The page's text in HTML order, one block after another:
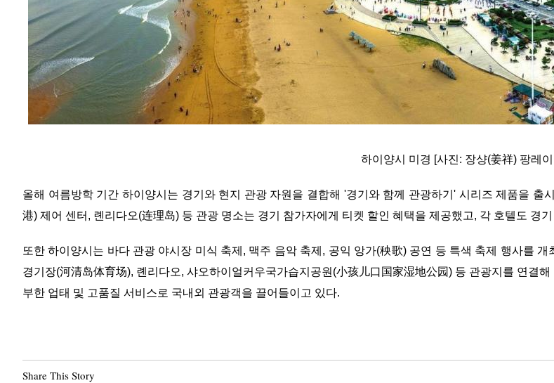
하이양시 미경 [사진: 장샹(姜祥) 팡레
올해 여름방학 기간 하이양시는 경기와 현지 관광 자원을 결합해 '경기와 함께 관광하기' 시리즈 제품을
港) 제어 센터, 롄리다오(连理岛) 등 관광 명소는 경기 참가자에게 티켓 할인 혜택을 제공했고, 각 호텔도 경
또한 하이양시는 바다 관광 야시장 미식 축제, 맥주 음악 축제, 공익 앙가(秧歌) 공연 등 특색 축제 행사를
경기장(河清岛体育场), 롄리다오, 샤오하이얼커우국가습지공원(小孩儿口国家湿地公园) 등 관광지를 연결
부한 업태 및 고품질 서비스로 국내외 관광객을 끌어들이고 있다.
Share This Story